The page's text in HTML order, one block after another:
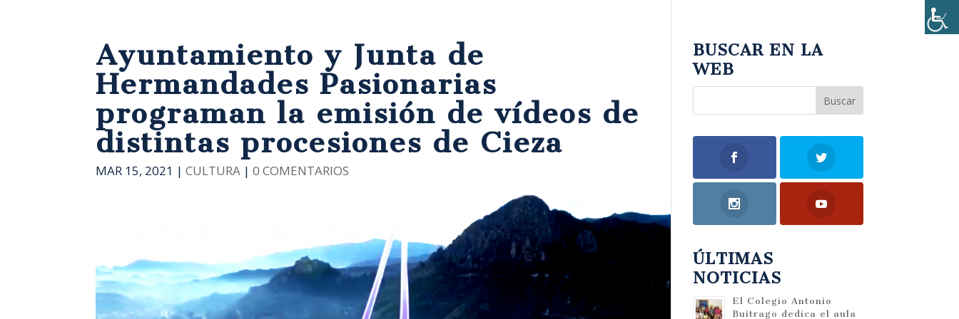
Ayuntamiento y Junta de
Hermandades Pasionarias
programan la emisión de vídeos de
distintas procesiones de Cieza
MAR 15, 2021 |CULTURA |0 COMENTARIOS
BUSCAR EN LA
WEB
ÚLTIMAS
NOTICIAS
El Colegio Antonio
Buitrago dedica el aula